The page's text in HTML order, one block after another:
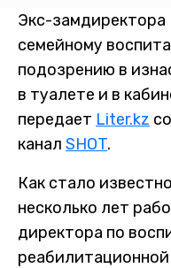
Экс-
семейному
подозрению в
в туалете и в
передает Liter.kz
канал SHOT.
Как стало
несколько лет
директора по